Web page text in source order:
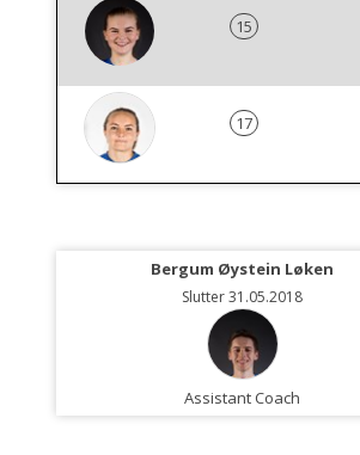
15
17
Bergum Øystein Løken
Slutter 31.05.2018
Assistant Coach